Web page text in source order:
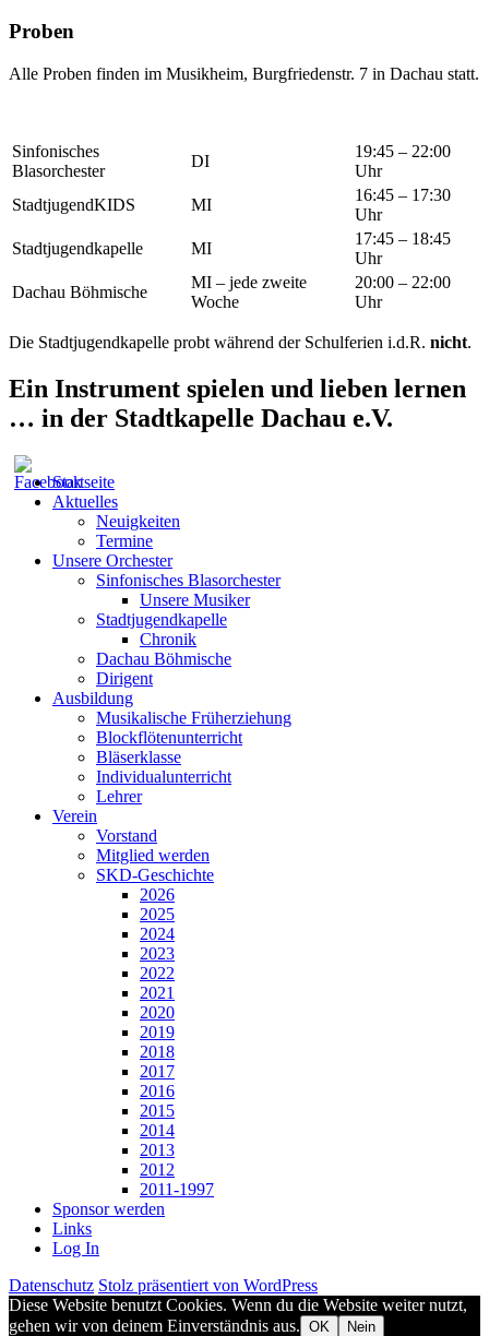
Proben
Alle Proben finden im Musikheim, Burgfriedenstr. 7 in Dachau statt.
Sinfonisches
Blasorchester
DI
19:45 – 22:00
Uhr
StadtjugendKIDS
MI
16:45 – 17:30
Uhr
Stadtjugendkapelle
MI
17:45 – 18:45
Uhr
Dachau Böhmische
MI – jede zweite
Woche
20:00 – 22:00
Uhr
Die Stadtjugendkapelle probt während der Schulferien i.d.R. nicht.
Ein Instrument spielen und lieben lernen
… in der Stadtkapelle Dachau e.V.
Startseite
Aktuelles
Neuigkeiten
Termine
Unsere Orchester
Sinfonisches Blasorchester
Unsere Musiker
Stadtjugendkapelle
Chronik
Dachau Böhmische
Dirigent
Ausbildung
Musikalische Früherziehung
Blockflötenunterricht
Bläserklasse
Individual­unterricht
Lehrer
Verein
Vorstand
Mitglied werden
SKD-Geschichte
2026
2025
2024
2023
2022
2021
2020
2019
2018
2017
2016
2015
2014
2013
2012
2011-1997
Sponsor werden
Links
Log In
Datenschutz Stolz präsentiert von WordPress
Diese Website benutzt Cookies. Wenn du die Website weiter nutzt,
gehen wir von deinem Einverständnis aus. OK
Nein